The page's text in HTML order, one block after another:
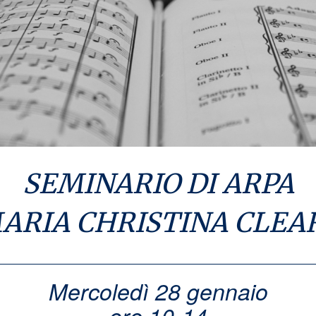
SEMINARIO DI ARPA
CHRISTINA
Mercoledì 28 gennaio